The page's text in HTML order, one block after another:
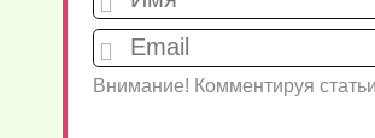
Внимание! Комментируя